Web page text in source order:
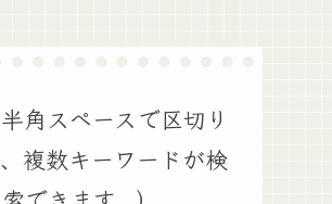
角スペースで区切り
複数キーワードが検